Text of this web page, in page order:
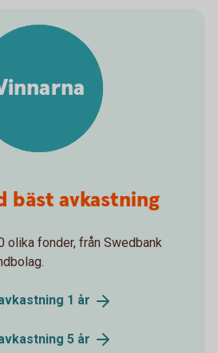
bäst avkastning
olika fonder, från Swedbank
1 år
5 år